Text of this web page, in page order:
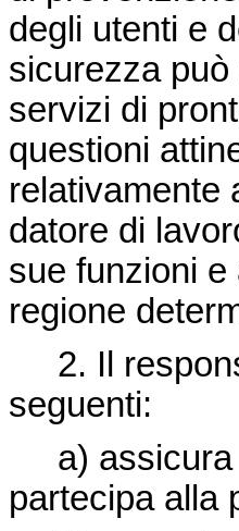
degli utenti e
sicurezza
servizi di
questioni
relativamente
datore di
sue funzioni
regione
2. Il
seguenti:
a)
partecipa alla